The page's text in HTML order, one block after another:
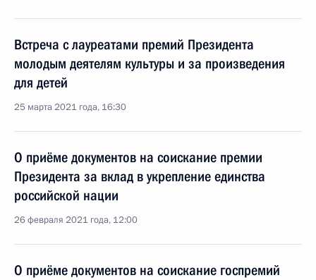
Встреча с лауреатами премий Президента
молодым деятелям культуры и за произведения
для детей
25 марта 2021 года, 16:30
О приёме документов на соискание премии
Президента за вклад в укрепление единства
российской нации
26 февраля 2021 года, 12:00
О приёме документов на соискание госпремий